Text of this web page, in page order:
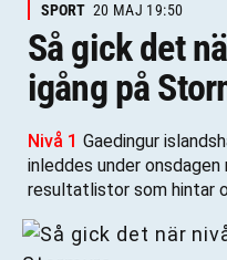
SPORT 20 MAJ 19:50
Så gick det
igång på
Nivå 1 Gaedingur
inleddes under
resultatlistor som hintar